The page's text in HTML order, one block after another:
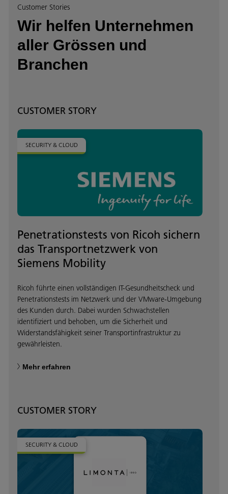
Customer Stories
Wir helfen Unternehmen
aller Grössen und
Branchen
CUSTOMER STORY
SECURITY & CLOUD
Penetrationstests von Ricoh sichern
das Transportnetzwerk von
Siemens Mobility
Ricoh führte einen vollständigen IT-Gesundheitscheck und
Penetrationstests im Netzwerk und der VMware-Umgebung
des Kunden durch. Dabei wurden Schwachstellen
identifiziert und behoben, um die Sicherheit und
Widerstandsfähigkeit seiner Transportinfrastruktur zu
gewährleisten.
Mehr erfahren
CUSTOMER STORY
SECURITY & CLOUD